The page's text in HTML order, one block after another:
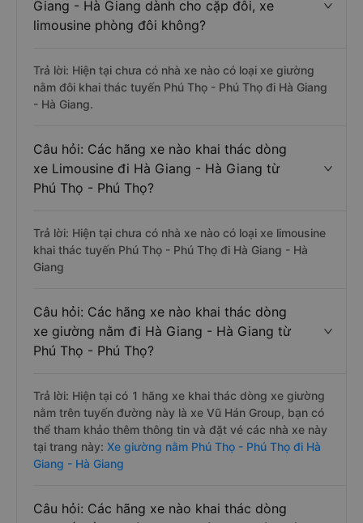
Giang - Hà Giang dành cho cặp đôi, xe
limousine phòng đôi không?
Trả lời: Hiện tại chưa có nhà xe nào có loại xe giường
nằm đôi khai thác tuyến Phú Thọ - Phú Thọ đi Hà Giang
- Hà Giang.
Câu hỏi: Các hãng xe nào khai thác dòng
xe Limousine đi Hà Giang - Hà Giang từ
Phú Thọ - Phú Thọ?
Trả lời: Hiện tại chưa có nhà xe nào có loại xe limousine
khai thác tuyến Phú Thọ - Phú Thọ đi Hà Giang - Hà
Giang
Câu hỏi: Các hãng xe nào khai thác dòng
xe giường nằm đi Hà Giang - Hà Giang từ
Phú Thọ - Phú Thọ?
Trả lời: Hiện tại có 1 hãng xe khai thác dòng xe giường
nằm trên tuyến đường này là xe Vũ Hán Group, bạn có
thể tham khảo thêm thông tin và đặt vé các nhà xe này
tại trang này: Xe giường nằm Phú Thọ - Phú Thọ đi Hà
Giang - Hà Giang
Câu hỏi: Các hãng xe nào khai thác dòng